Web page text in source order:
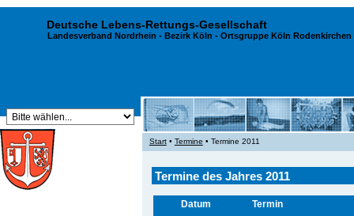
Deutsche Lebens-Rettungs-Gesellschaft
Landesverband Nordrhein - Bezirk Köln - Ortsgruppe Köln Rodenkirchen
Start• Termine • Termine 2011
Termine des Jahres 2011
Datum Termin